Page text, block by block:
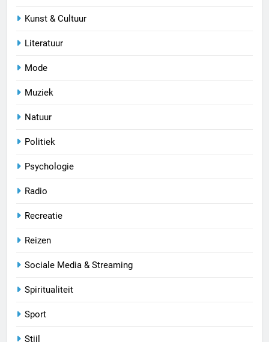
Kunst & Cultuur
Literatuur
Mode
Muziek
Natuur
Politiek
Psychologie
Radio
Recreatie
Reizen
Sociale Media & Streaming
Spiritualiteit
Sport
Stijl